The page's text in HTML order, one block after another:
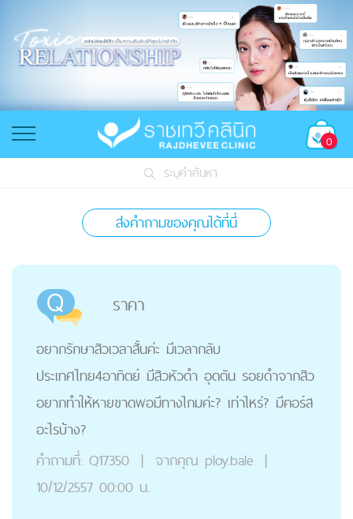
0
ระบุคำค้นหา
ส่งคำถามของคุณได้ที่นี่
ราคา
อยากรักษาสิวเวลาสั้นค่ะ มีเวลากลับ
ประเทศไทย4อาทิตย์ มีสิวหัวดำ อุดตัน รอยดำจากสิว
อยากทำให้หายขาดพอมีทางไกมค่ะ? เท่าไหร่? มีคอร์ส
อะไรบ้าง?
คำถามที่: Q17350 | จากคุณ ploy.bale |
10/12/2557 00:00 น.